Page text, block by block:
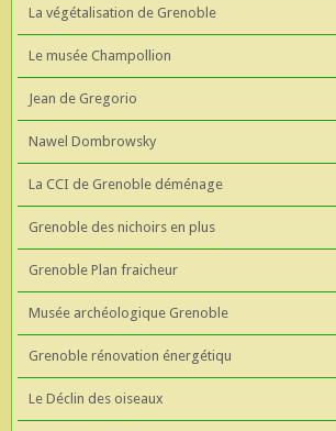
La végétalisation de Grenoble
Le musée Champollion
Jean de Gregorio
Nawel Dombrowsky
La CCI de Grenoble déménage
Grenoble des nichoirs en plus
Grenoble Plan fraicheur
Musée archéologique Grenoble
Grenoble rénovation énergétiqu
Le Déclin des oiseaux